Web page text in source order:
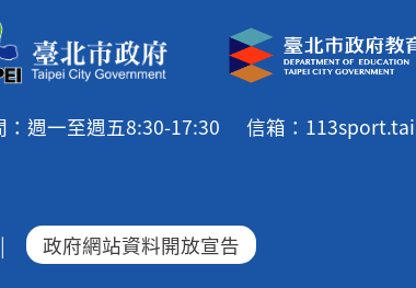
：週一至週五8:30-17:30
信箱：
| 政府網站資料開放宣告